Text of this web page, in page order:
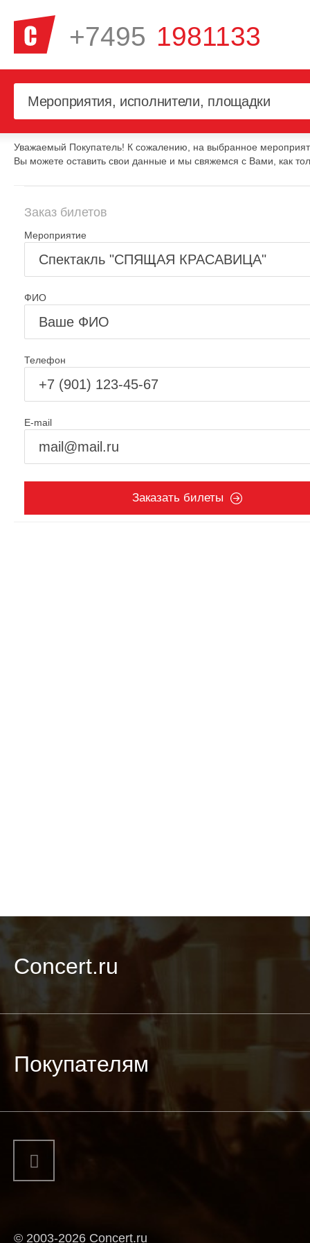
+7495 1981133
Уважаемый Покупатель! К сожалению, на выбранное
Вы можете оставить свои данные и мы свяжемся с Вами, как
Заказ билетов
Мероприятие
ФИО
Телефон
E-mail
Заказать билеты
Concert.ru
Покупателям
© 2003-2026 Concert.ru